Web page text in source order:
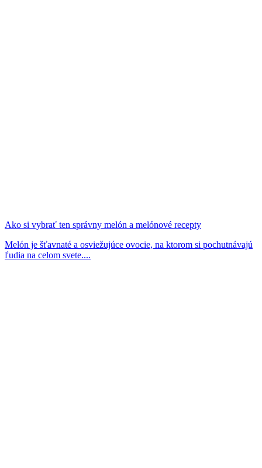
Ako si vybrať ten správny melón a melónové recepty
Melón je šťavnaté a osviežujúce ovocie, na ktorom si pochutnávajú
ľudia na celom svete....